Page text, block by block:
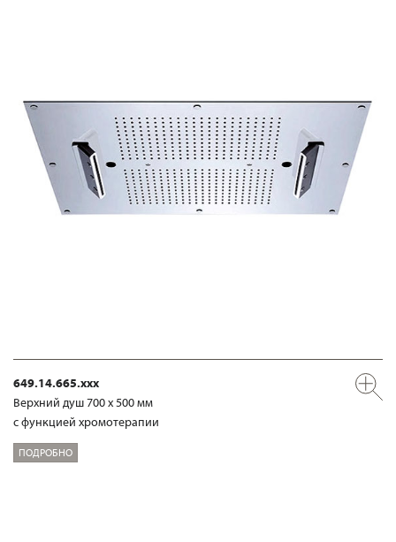
649.14.665.xxx
Верхний душ 700 х 500 мм
с функцией хромотерапии
ПОДРОБНО